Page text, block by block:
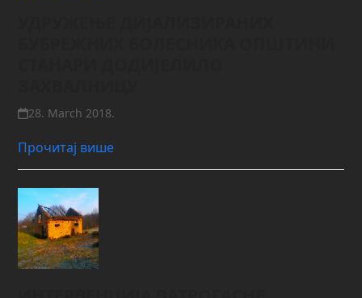
28. March 2018.
Прочитај више